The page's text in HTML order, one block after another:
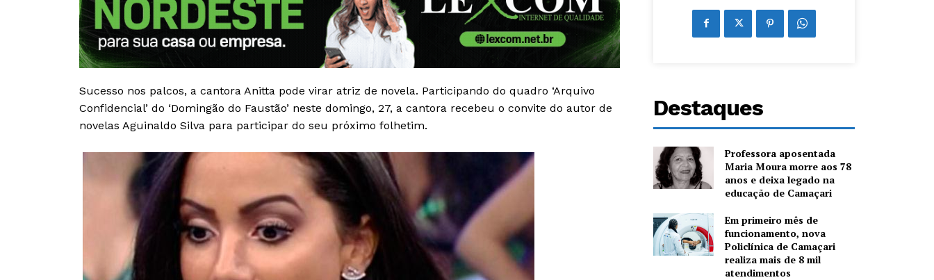
Sucesso nos palcos, a cantora Anitta pode virar atriz de novela. Participando do quadro ‘Arquivo
Confidencial’ do ‘Domingão do Faustão’ neste domingo, 27, a cantora recebeu o convite do autor de
novelas Aguinaldo Silva para participar do seu próximo folhetim.
Destaques
Professora aposentada
Maria Moura morre aos 78
anos e deixa legado na
educação de Camaçari
Em primeiro mês de
funcionamento, nova
Policlínica de Camaçari
realiza mais de 8 mil
atendimentos